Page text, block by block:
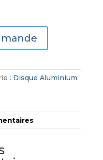
: Disque Aluminium